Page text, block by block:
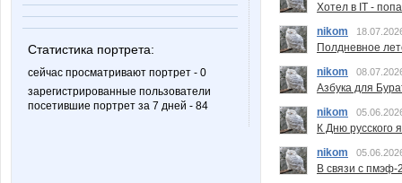
Статистика портрета:
сейчас просматривают портрет - 0
зарегистрированные пользователи
посетившие портрет за 7 дней - 84
Хотел в IT -
nikom
Полдневное
nikom
Азбука для
nikom
К Дню русского
nikom
В связи с пмэф-